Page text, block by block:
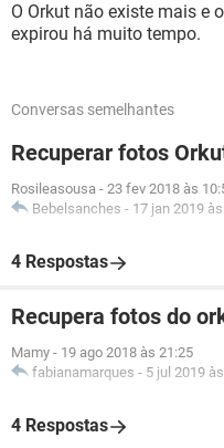
O Orkut não existe mais e
expirou há muito tempo.
Conversas semelhantes
Recuperar fotos
Rosileasousa - 23 fev 2018 às
Bebelsanches - 17 jan 2019
4 Respostas
Recupera fotos do
Mamy - 19 ago 2018 às 21:25
fabianamarques - 5 jul 2019
4 Respostas